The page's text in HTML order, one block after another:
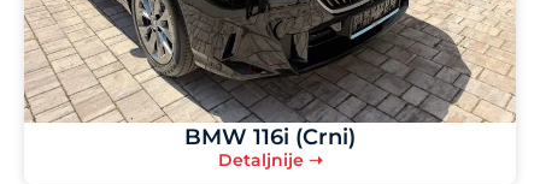
BMW 116i (Crni)
Detaljnije ➝